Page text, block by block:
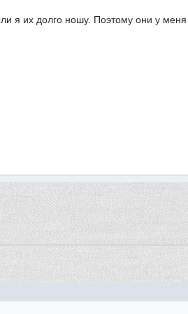
я их долго ношу. Поэтому они у меня